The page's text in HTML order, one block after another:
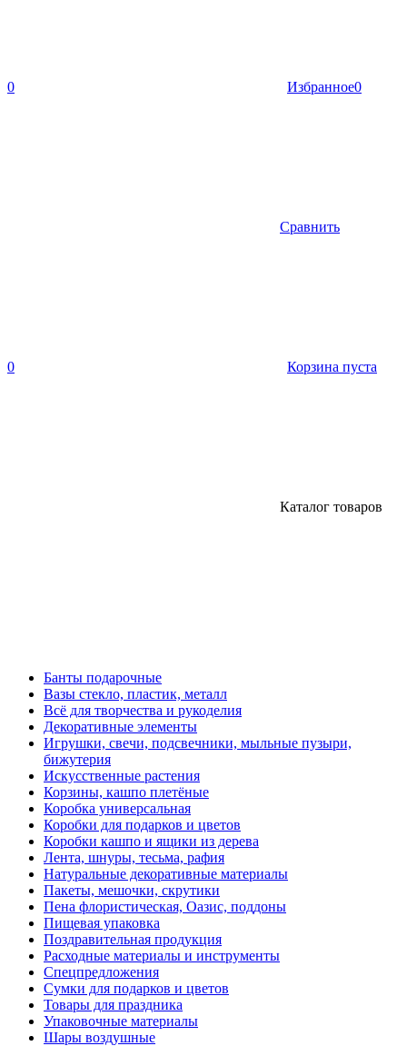
0 Избранное0
Сравнить
0 Корзина пуста
Каталог товаров
Банты подарочные
Вазы стекло, пластик, металл
Всё для творчества и рукоделия
Декоративные элементы
Игрушки, свечи, подсвечники, мыльные пузыри,
бижутерия
Искусственные растения
Корзины, кашпо плетёные
Коробка универсальная
Коробки для подарков и цветов
Коробки кашпо и ящики из дерева
Лента, шнуры, тесьма, рафия
Натуральные декоративные материалы
Пакеты, мешочки, скрутики
Пена флористическая, Оазис, поддоны
Пищевая упаковка
Поздравительная продукция
Расходные материалы и инструменты
Спецпредложения
Сумки для подарков и цветов
Товары для праздника
Упаковочные материалы
Шары воздушные